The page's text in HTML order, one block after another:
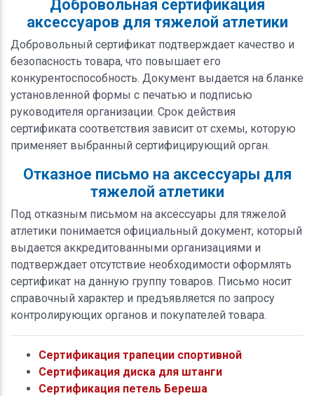
Добровольная сертификация
аксессуаров для тяжелой атлетики
Добровольный сертификат подтверждает качество и
безопасность товара, что повышает его
конкурентоспособность. Документ выдается на бланке
установленной формы с печатью и подписью
руководителя организации. Срок действия
сертификата соответствия зависит от схемы, которую
применяет выбранный сертифицирующий орган.
Отказное письмо на аксессуары для
тяжелой атлетики
Под отказным письмом на аксессуары для тяжелой
атлетики понимается официальный документ, который
выдается аккредитованными организациями и
подтверждает отсутствие необходимости оформлять
сертификат на данную группу товаров. Письмо носит
справочный характер и предъявляется по запросу
контролирующих органов и покупателей товара.
Сертификация трапеции спортивной
Сертификация диска для штанги
Сертификация петель Береша